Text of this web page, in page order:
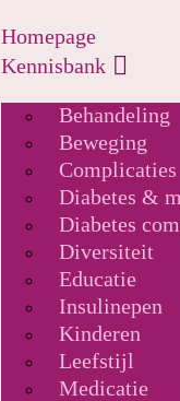
Homepage
Kennisbank
Behandeling
Beweging
Complicaties
Diabetes &
Diabetes
Diversiteit
Educatie
Insulinepen
Kinderen
Leefstijl
Medicatie